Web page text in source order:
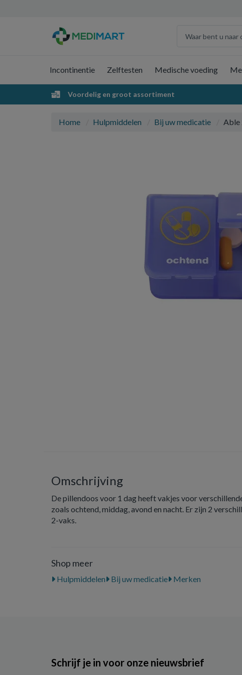
Incontinentie Zelftesten Medische voeding
Voordelig en groot assortiment
Home Hulpmiddelen Bij uw medicatie Able
Omschrijving
De pillendoos voor 1 dag heeft vakjes voor
zoals ochtend, middag, avond en nacht. Er zijn 2
2-vaks.
Shop meer
Hulpmiddelen Bij uw medicatie Merken
Schrijf je in voor onze nieuwsbrief